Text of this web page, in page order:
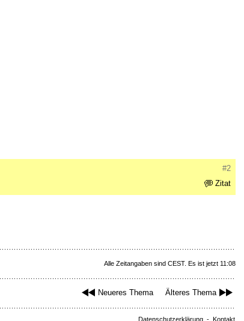
#2
Zitat
Alle Zeitangaben sind CEST. Es ist jetzt 11:08
Neueres Thema Älteres Thema
Datenschutzerklärung - Kontakt